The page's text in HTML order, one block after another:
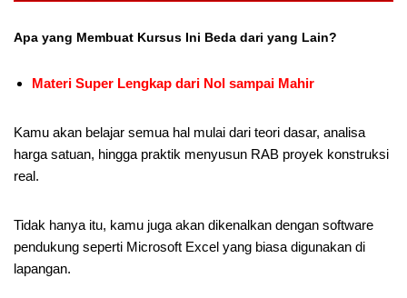
Apa yang Membuat Kursus Ini Beda dari yang Lain?
Materi Super Lengkap dari Nol sampai Mahir
Kamu akan belajar semua hal mulai dari teori dasar, analisa
harga satuan, hingga praktik menyusun RAB proyek konstruksi
real.
Tidak hanya itu, kamu juga akan dikenalkan dengan software
pendukung seperti Microsoft Excel yang biasa digunakan di
lapangan.